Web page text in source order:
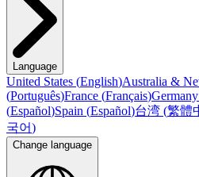
Language
United States (English)Australia &
(Português)France (Français)Germany
(Español)Spain (Español)台湾 (繁體
국어)
Change language